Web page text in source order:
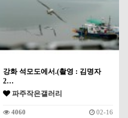
강화 석모도에서.(촬영 : 김명자
2…
파주작은갤러리
4060 02-16